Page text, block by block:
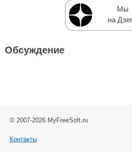
Мы
на
Обсуждение
© 2007-2026 MyFreeSoft.ru
Контакты